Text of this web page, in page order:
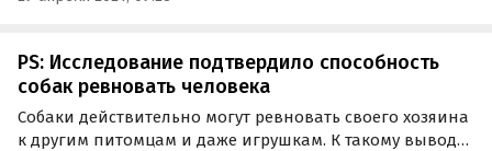
PS: Исследование подтвердило способность
собак ревновать человека
Собаки действительно могут ревновать своего хозяина
к другим питомцам и даже игрушкам. К такому выводу